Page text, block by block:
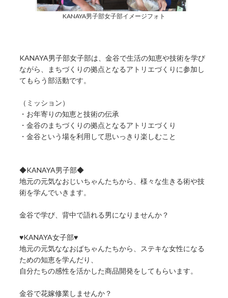
KANAYA男子部女子部イメージフォト
KANAYA男子部女子部は、金谷で生活の知恵や技術を学び
ながら、まちづくりの拠点となるアトリエづくりに参加し
てもらう部活動です。
（ミッション）
・お年寄りの知恵と技術の伝承
・金谷のまちづくりの拠点となるアトリエづくり
・金谷という場を利用して思いっきり楽しむこと
◆KANAYA男子部◆
地元の元気なおじいちゃんたちから、様々な生きる術や技
術を学んでいきます。
金谷で学び、背中で語れる男になりませんか？
♥KANAYA女子部♥
地元の元気ななおばちゃんたちから、ステキな女性になる
ための知恵を学んだり、
自分たちの感性を活かした商品開発をしてもらいます。
金谷で花嫁修業しませんか？